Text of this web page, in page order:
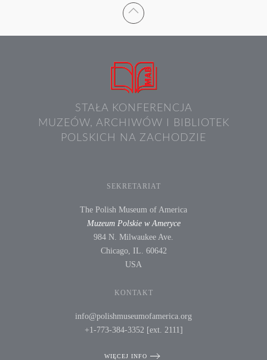
STAŁA KONFERENCJA
MUZEÓW, ARCHIWÓW I BIBLIOTEK
POLSKICH NA ZACHODZIE
SEKRETARIAT
The Polish Museum of America
Muzeum Polskie w Ameryce
984 N. Milwaukee Ave.
Chicago, IL. 60642
USA
KONTAKT
info@polishmuseumofamerica.org
+1-773-384-3352 [ext. 2111]
WIĘCEJ INFO